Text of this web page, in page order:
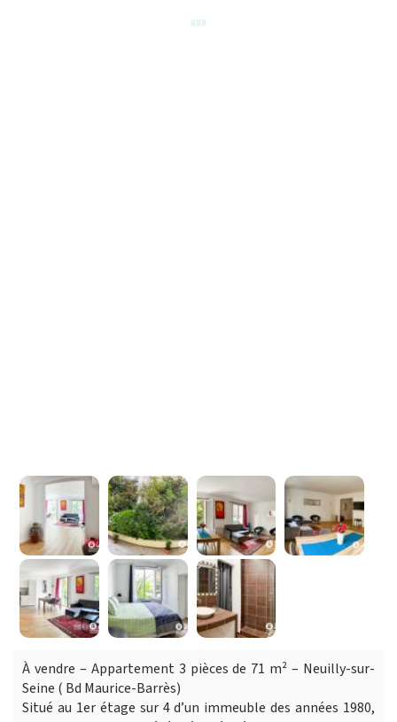
À vendre – Appartement 3 pièces de 71 m² – Neuilly-sur-
Seine ( Bd Maurice-Barrès)
Situé au 1er étage sur 4 d’un immeuble des années 1980,